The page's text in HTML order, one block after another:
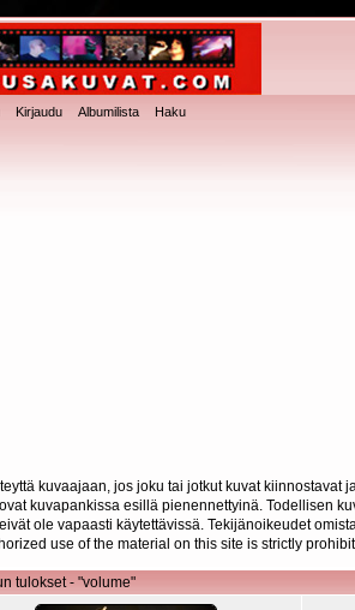
Kirjaudu Albumilista Haku
kuvaajaan, jos joku tai jotkut kuvat
kuvapankissa esillä pienennettyinä. Todellisen
ole vapaasti käytettävissä. Tekijänoikeudet
use of the material on this site is strictly
tulokset - "volume"